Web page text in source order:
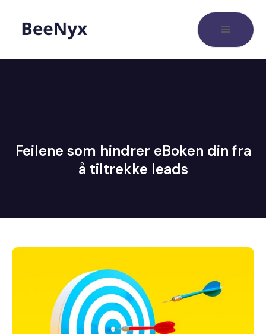
Feilene som hindrer eBoken din fra
å tiltrekke leads